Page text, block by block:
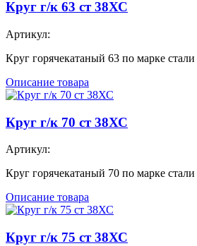
Круг г/к 63 ст 38ХС
Артикул:
Круг горячекатаный 63 по марке
Описание товара
Круг г/к 70 ст 38ХС
Артикул:
Круг горячекатаный 70 по марке
Описание товара
Круг г/к 75 ст 38ХС